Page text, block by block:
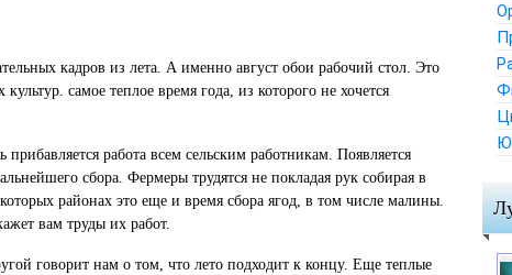
кадров из лета. А именно август обои рабочий стол. Это
самое теплое время года, из которого не хочется
работа всем сельским работникам. Появляется
сбора. Фермеры трудятся не покладая рук собирая в
районах это еще и время сбора ягод, в том числе малины.
вам труды их работ.
говорит нам о том, что лето подходит к концу. Еще теплые